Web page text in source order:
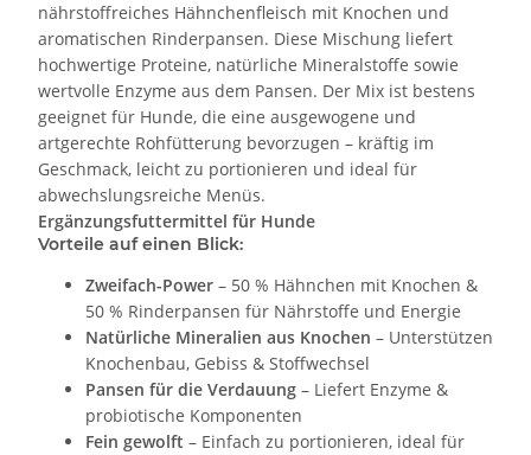
nährstoffreiches Hähnchenfleisch mit Knochen und
aromatischen Rinderpansen. Diese Mischung liefert
hochwertige Proteine, natürliche Mineralstoffe sowie
wertvolle Enzyme aus dem Pansen. Der Mix ist bestens
geeignet für Hunde, die eine ausgewogene und
artgerechte Rohfütterung bevorzugen – kräftig im
Geschmack, leicht zu portionieren und ideal für
abwechslungsreiche Menüs.
Ergänzungsfuttermittel für Hunde
Vorteile auf einen Blick:
Zweifach-Power – 50 % Hähnchen mit Knochen &
50 % Rinderpansen für Nährstoffe und Energie
Natürliche Mineralien aus Knochen – Unterstützen
Knochenbau, Gebiss & Stoffwechsel
Pansen für die Verdauung – Liefert Enzyme &
probiotische Komponenten
Fein gewolft – Einfach zu portionieren, ideal für